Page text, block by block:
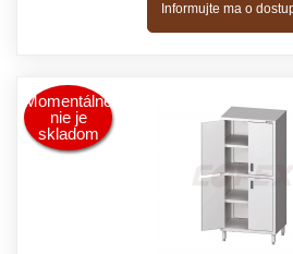
Informujte ma o
Momentálne
nie je
skladom